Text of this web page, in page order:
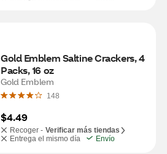
Gold Emblem Saltine Crackers, 4
Packs, 16 oz
Gold Emblem
148
$4.49
Recoger - Verificar más tiendas
Entrega el mismo día
Envío